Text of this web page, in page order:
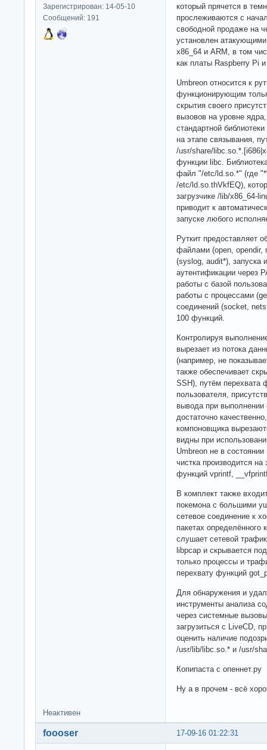
Зарегистрирован: 14-05-10
Сообщений: 191
который прячется в
прослеживаются с
свободной продаже на
установлен
x86_64 и ARM, в том
как платы Raspberry Pi
Umbreon относится к
функционирующим
скрытия своего
вызовов на уровне
стандартной
на этапе связывания,
/usr/share/
функции libc.
файл "/etc/ld.so.*" (где
/etc/ld.so.thVkfEQ),
загрузчике /lib/x86_64-
приводит к
запуске любого
Руткит предоставляет
файлами (open, opendir,
(syslog, audit*),
аутентификации через
работы с базой
работы с процессами
соединений (socket,
100 функций.
Контролируя
вырезает из потока
(например, не
также обеспечивает
SSH), путём перехвата
пользователя,
вывода при
достаточно
компоновщика
видны при
Umbreon не в
чистка производится на
функций vprintf,
В комплект также
покемона с большими
сетевое соединение к
пакетах определённого
слушает сетевой
libpcap и скрывается
только процессы и
перехвату функций
Для обнаружения и
инструменты анализа
через системные
загрузиться c LiveCD,
оценить наличие
/usr/lib/libc.so.* и /usr/
Копипаста с опеннет.ру
Ну а в прочем - всё
Неактивен
17-09-16 01:22:31
foooser